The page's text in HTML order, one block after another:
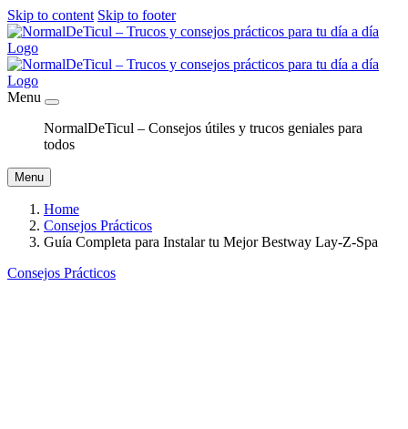
Skip to content Skip to footer
Menu
NormalDeTicul – Consejos útiles y trucos geniales para
todos
Menu
Home
Consejos Prácticos
Guía Completa para Instalar tu Mejor Bestway Lay-Z-Spa
Consejos Prácticos